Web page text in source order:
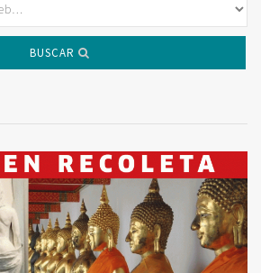
BUSCAR